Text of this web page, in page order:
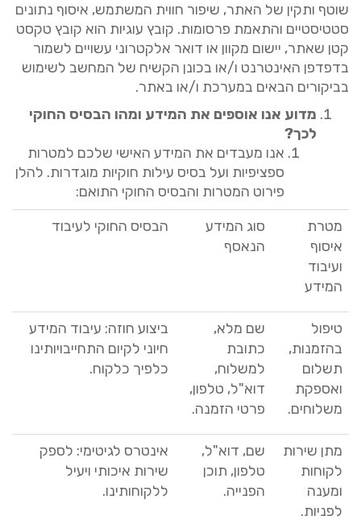
שוטף ותקין של האתר, שיפור חווית המשתמש, איסוף נתונים
סטטיסטיים והתאמת פרסומות. קובץ עוגיות הוא קובץ טקסט
קטן שאתר, יישום מקוון או דואר אלקטרוני עשויים לשמור
בדפדפן האינטרנט ו/או בכונן הקשיח של המחשב לשימוש
בביקורים הבאים במערכת ו/או באתר.
מדוע אנו אוספים את המידע ומהו הבסיס החוקי
לכך?
אנו מעבדים את המידע האישי שלכם למטרות
ספציפיות ועל בסיס עילות חוקיות מוגדרות. להלן
פירוט המטרות והבסיס החוקי התואם:
מטרת
איסוף
ועיבוד
המידע
סוג המידע
הנאסף
הבסיס החוקי לעיבוד
טיפול
בהזמנות,
תשלום
ואספקת
משלוחים.
שם מלא,
כתובת
למשלוח,
דוא"ל, טלפון,
פרטי הזמנה.
ביצוע חוזה: עיבוד המידע
חיוני לקיום התחייבויותינו
כלפיך כלקוח.
מתן שירות
לקוחות
ומענה
לפניות.
שם, דוא"ל,
טלפון, תוכן
הפנייה.
אינטרס לגיטימי: לספק
שירות איכותי ויעיל
ללקוחותינו.